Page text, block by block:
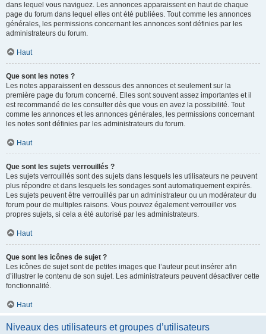
dans lequel vous naviguez. Les annonces apparaissent en haut de chaque
page du forum dans lequel elles ont été publiées. Tout comme les annonces
générales, les permissions concernant les annonces sont définies par les
administrateurs du forum.
Haut
Que sont les notes ?
Les notes apparaissent en dessous des annonces et seulement sur la
première page du forum concerné. Elles sont souvent assez importantes et il
est recommandé de les consulter dès que vous en avez la possibilité. Tout
comme les annonces et les annonces générales, les permissions concernant
les notes sont définies par les administrateurs du forum.
Haut
Que sont les sujets verrouillés ?
Les sujets verrouillés sont des sujets dans lesquels les utilisateurs ne peuvent
plus répondre et dans lesquels les sondages sont automatiquement expirés.
Les sujets peuvent être verrouillés par un administrateur ou un modérateur du
forum pour de multiples raisons. Vous pouvez également verrouiller vos
propres sujets, si cela a été autorisé par les administrateurs.
Haut
Que sont les icônes de sujet ?
Les icônes de sujet sont de petites images que l’auteur peut insérer afin
d’illustrer le contenu de son sujet. Les administrateurs peuvent désactiver cette
fonctionnalité.
Haut
Niveaux des utilisateurs et groupes d’utilisateurs